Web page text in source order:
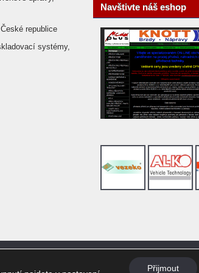
republice
systémy,
Navštivte náš eshop
Půjčovna čluny Naše práce
Přijmout